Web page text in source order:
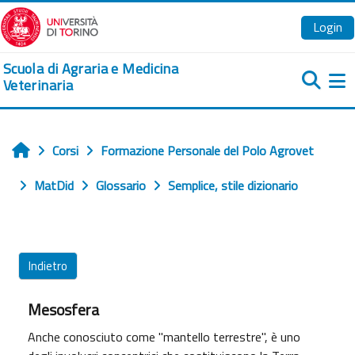
Vai al contenuto principale
Login
Scuola di Agraria e Medicina
Veterinaria
Home
Corsi
Formazione Personale del Polo Agrovet
MatDid
Glossario Semplice, stile dizionario
Indietro
Mesosfera
Anche conosciuto come "mantello terrestre", è uno